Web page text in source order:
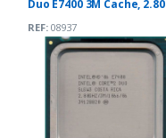
Duo E7400 3M Cache, 2.80
REF:08937